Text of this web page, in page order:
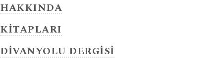
HAKKINDA
KİTAPLARI
DİVANYOLU DERGİSİ